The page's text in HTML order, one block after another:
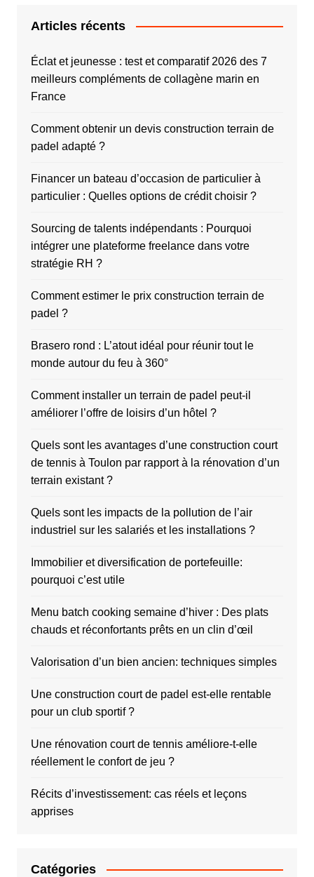
Articles récents
Éclat et jeunesse : test et comparatif 2026 des 7
meilleurs compléments de collagène marin en
France
Comment obtenir un devis construction terrain de
padel adapté ?
Financer un bateau d’occasion de particulier à
particulier : Quelles options de crédit choisir ?
Sourcing de talents indépendants : Pourquoi
intégrer une plateforme freelance dans votre
stratégie RH ?
Comment estimer le prix construction terrain de
padel ?
Brasero rond : L’atout idéal pour réunir tout le
monde autour du feu à 360°
Comment installer un terrain de padel peut-il
améliorer l’offre de loisirs d’un hôtel ?
Quels sont les avantages d’une construction court
de tennis à Toulon par rapport à la rénovation d’un
terrain existant ?
Quels sont les impacts de la pollution de l’air
industriel sur les salariés et les installations ?
Immobilier et diversification de portefeuille:
pourquoi c’est utile
Menu batch cooking semaine d’hiver : Des plats
chauds et réconfortants prêts en un clin d’œil
Valorisation d’un bien ancien: techniques simples
Une construction court de padel est-elle rentable
pour un club sportif ?
Une rénovation court de tennis améliore-t-elle
réellement le confort de jeu ?
Récits d’investissement: cas réels et leçons
apprises
Catégories